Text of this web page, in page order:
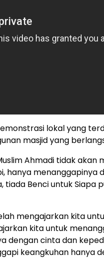
lokal yang
masjid yang
Ahmadi tidak
hanya menanggapinya
tiada Benci untuk Siapa
mengajarkan kita
kita untuk
dengan cinta dan
keangkuhan hanya